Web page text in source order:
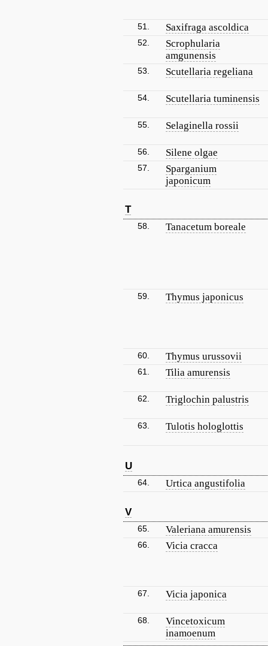
51. Saxifraga ascoldica
52.
Scrophularia
amgunensis
53. Scutellaria regeliana
54. Scutellaria tuminensis
55. Selaginella rossii
56. Silene olgae
57.
Sparganium
japonicum
T
58. Tanacetum boreale
59. Thymus japonicus
60. Thymus urussovii
61. Tilia amurensis
62. Triglochin palustris
63. Tulotis hologlottis
U
64. Urtica angustifolia
V
65. Valeriana amurensis
66. Vicia cracca
67. Vicia japonica
68.
Vincetoxicum
inamoenum